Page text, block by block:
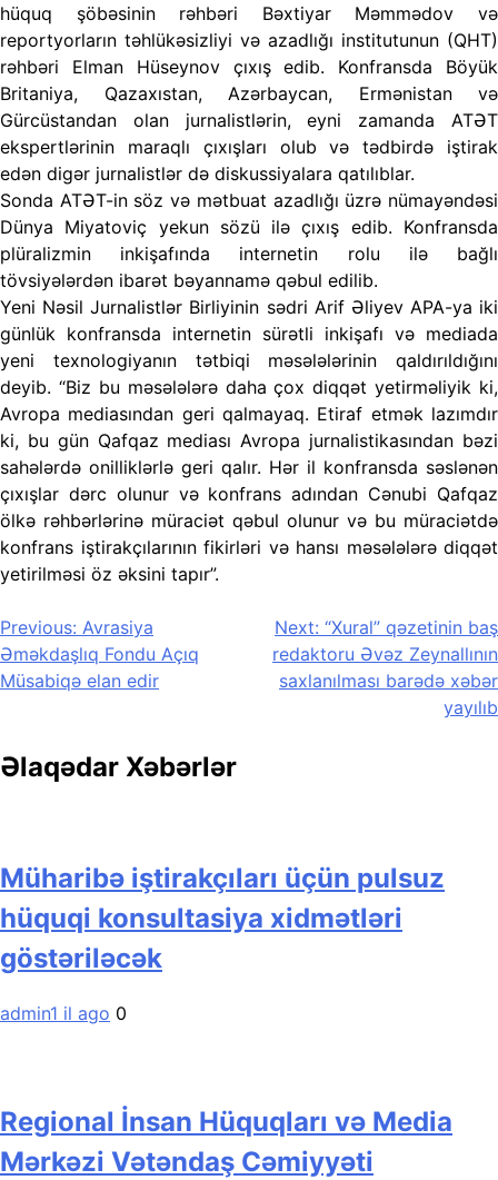
hüquq şöbəsinin rəhbəri Bəxtiyar Məmmədov və
reportyorların təhlükəsizliyi və azadlığı institutunun (QHT)
rəhbəri Elman Hüseynov çıxış edib. Konfransda Böyük
Britaniya, Qazaxıstan, Azərbaycan, Ermənistan və
Gürcüstandan olan jurnalistlərin, eyni zamanda ATƏT
ekspertlərinin maraqlı çıxışları olub və tədbirdə iştirak
edən digər jurnalistlər də diskussiyalara qatılıblar.
Sonda ATƏT-in söz və mətbuat azadlığı üzrə nümayəndəsi
Dünya Miyatoviç yekun sözü ilə çıxış edib. Konfransda
plüralizmin inkişafında internetin rolu ilə bağlı
tövsiyələrdən ibarət bəyannamə qəbul edilib.
Yeni Nəsil Jurnalistlər Birliyinin sədri Arif Əliyev APA-ya iki
günlük konfransda internetin sürətli inkişafı və mediada
yeni texnologiyanın tətbiqi məsələlərinin qaldırıldığını
deyib. “Biz bu məsələlərə daha çox diqqət yetirməliyik ki,
Avropa mediasından geri qalmayaq. Etiraf etmək lazımdır
ki, bu gün Qafqaz mediası Avropa jurnalistikasından bəzi
sahələrdə onilliklərlə geri qalır. Hər il konfransda səslənən
çıxışlar dərc olunur və konfrans adından Cənubi Qafqaz
ölkə rəhbərlərinə müraciət qəbul olunur və bu müraciətdə
konfrans iştirakçılarının fikirləri və hansı məsələlərə diqqət
yetirilməsi öz əksini tapır”.
Yazı
naviqasiyası
Previous: Avrasiya
Əməkdaşlıq Fondu Açıq
Müsabiqə elan edir
Next: “Xural” qəzetinin baş
redaktoru Əvəz Zeynallının
saxlanılması barədə xəbər
yayılıb
Əlaqədar Xəbərlər
Müharibə iştirakçıları üçün pulsuz
hüquqi konsultasiya xidmətləri
göstəriləcək
admin1 il ago 0
Regional İnsan Hüquqları və Media
Mərkəzi Vətəndaş Cəmiyyəti